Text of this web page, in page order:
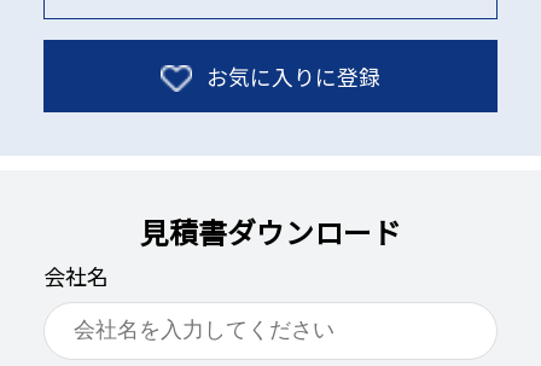
お気に入りに登録
見積書ダウンロード
会社名